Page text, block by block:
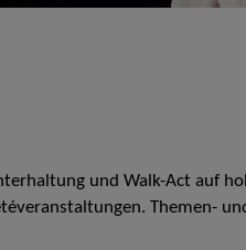
und Walk-Act auf
Themen-